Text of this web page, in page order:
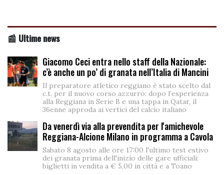
📰 Ultime news
Giacomo Ceci entra nello staff della Nazionale:
c’è anche un po’ di granata nell’Italia di Mancini
Il preparatore atletico reggiano è stato scelto dal
c.t. per il nuovo corso azzurro: dopo l’esperienza
alla Reggiana in Serie B e una tappa in Qatar, il
36enne approda ai vertici del calcio italiano
Da venerdì via alla prevendita per l'amichevole
Reggiana-Alcione Milano in programma a Cavola
Sabato 8 agosto alle ore 17:00 l'ultimo test estivo
dei granata prima dell'inizio delle gare ufficiali:
biglietti in vendita a € 5,00 in città e a Toano